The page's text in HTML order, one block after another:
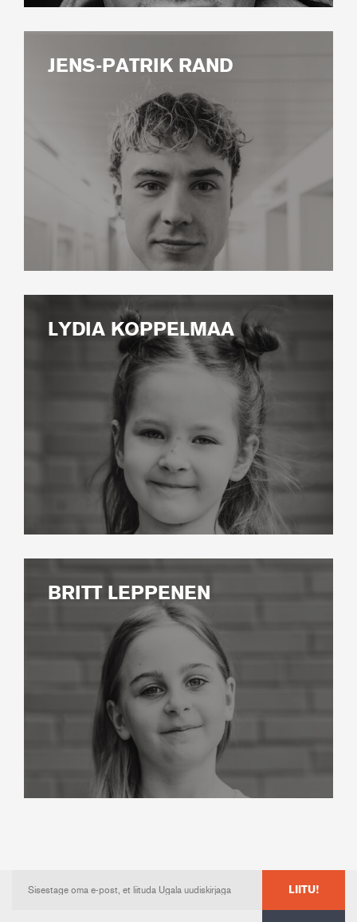
JENS-PATRIK RAND
LYDIA KOPPELMAA
BRITT LEPPENEN
LIITU!